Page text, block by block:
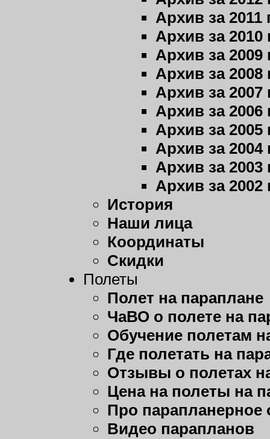
Архив за 2011
Архив за 2010
Архив за 2009
Архив за 2008
Архив за 2007
Архив за 2006
Архив за 2005
Архив за 2004
Архив за 2003
Архив за 2002
История
Наши лица
Координаты
Скидки
Полеты
Полет на параплане
ЧаВО о полете на
Обучение полетам
Где полетать на
Отзывы о полетах
Цена на полеты на
Про парапланерное
Видео парапланов